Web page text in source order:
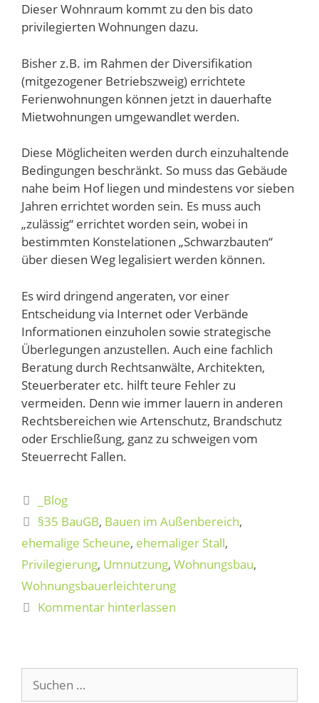
Dieser Wohnraum kommt zu den bis dato
privilegierten Wohnungen dazu.
Bisher z.B. im Rahmen der Diversifikation
(mitgezogener Betriebszweig) errichtete
Ferienwohnungen können jetzt in dauerhafte
Mietwohnungen umgewandlet werden.
Diese Möglicheiten werden durch einzuhaltende
Bedingungen beschränkt. So muss das Gebäude
nahe beim Hof liegen und mindestens vor sieben
Jahren errichtet worden sein. Es muss auch
„zulässig“ errichtet worden sein, wobei in
bestimmten Konstelationen „Schwarzbauten“
über diesen Weg legalisiert werden können.
Es wird dringend angeraten, vor einer
Entscheidung via Internet oder Verbände
Informationen einzuholen sowie strategische
Überlegungen anzustellen. Auch eine fachlich
Beratung durch Rechtsanwälte, Architekten,
Steuerberater etc. hilft teure Fehler zu
vermeiden. Denn wie immer lauern in anderen
Rechtsbereichen wie Artenschutz, Brandschutz
oder Erschließung, ganz zu schweigen vom
Steuerrecht Fallen.
_Blog
§35 BauGB, Bauen im Außenbereich,
ehemalige Scheune, ehemaliger Stall,
Privilegierung, Umnutzung, Wohnungsbau,
Wohnungsbauerleichterung
Kommentar hinterlassen